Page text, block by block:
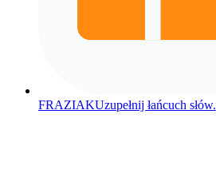
FRAZIAKUzupełnij łańcuch słów.